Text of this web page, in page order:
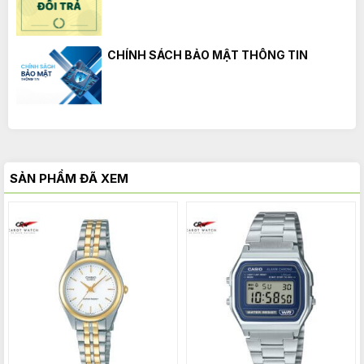
CHÍNH SÁCH BẢO MẬT THÔNG TIN
SẢN PHẨM ĐÃ XEM